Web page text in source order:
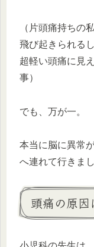
（片頭痛持ちの
飛び起きられる
超軽い頭痛に見
事）
でも、万が一。
本当に脳に異常
へ連れて行きまし
頭痛の原因